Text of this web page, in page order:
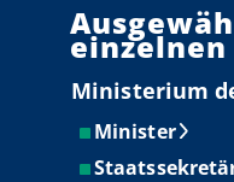
Ministerium
Minister